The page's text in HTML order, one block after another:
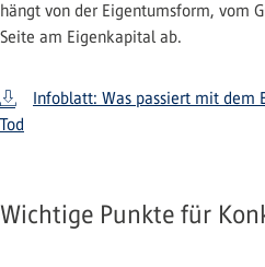
hängt von der Eigentumsform, vom
Seite am Eigenkapital ab.
Infoblatt: Was passiert mit dem
Tod
Wichtige Punkte für